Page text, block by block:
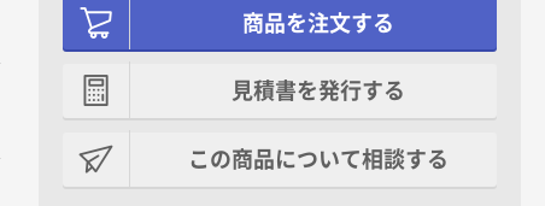
商品を注文する
見積書を発行する
この商品について相談する